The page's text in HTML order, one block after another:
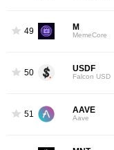
49 M
MemeCore
50 USDF
Falcon USD
51 AAVE
Aave